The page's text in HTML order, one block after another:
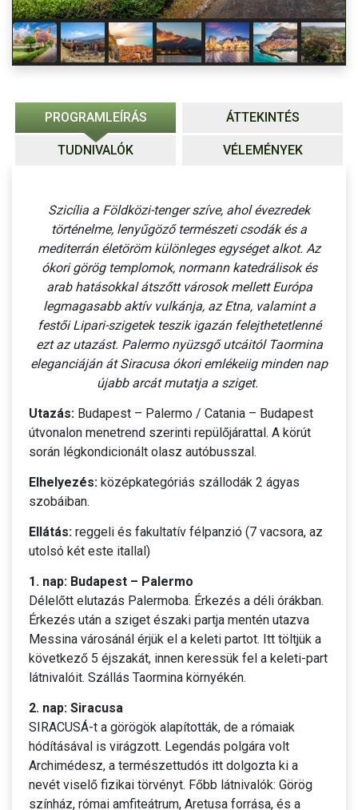
PROGRAMLEÍRÁS ÁTTEKINTÉS
TUDNIVALÓK VÉLEMÉNYEK
Szicília a Földközi-tenger szíve, ahol évezredek
történelme, lenyűgöző természeti csodák és a
mediterrán életöröm különleges egységet alkot. Az
ókori görög templomok, normann katedrálisok és
arab hatásokkal átszőtt városok mellett Európa
legmagasabb aktív vulkánja, az Etna, valamint a
festői Lipari-szigetek teszik igazán felejthetetlenné
ezt az utazást. Palermo nyüzsgő utcáitól Taormina
eleganciáján át Siracusa ókori emlékeiig minden nap
újabb arcát mutatja a sziget.
Utazás: Budapest – Palermo / Catania – Budapest
útvonalon menetrend szerinti repülőjárattal. A körút
során légkondicionált olasz autóbusszal.
Elhelyezés: középkategóriás szállodák 2 ágyas
szobáiban.
Ellátás: reggeli és fakultatív félpanzió (7 vacsora, az
utolsó két este itallal)
1. nap: Budapest – Palermo
Délelőtt elutazás Palermoba. Érkezés a déli órákban.
Érkezés után a sziget északi partja mentén utazva
Messina városánál érjük el a keleti partot. Itt töltjük a
következő 5 éjszakát, innen keressük fel a keleti-part
látnivalóit. Szállás Taormina környékén.
2. nap: Siracusa
SIRACUSÁ-t a görögök alapították, de a rómaiak
hódításával is virágzott. Legendás polgára volt
Archimédesz, a természettudós itt dolgozta ki a
nevét viselő fizikai törvényt. Főbb látnivalók: Görög
színház, római amfiteátrum, Aretusa forrása, és a